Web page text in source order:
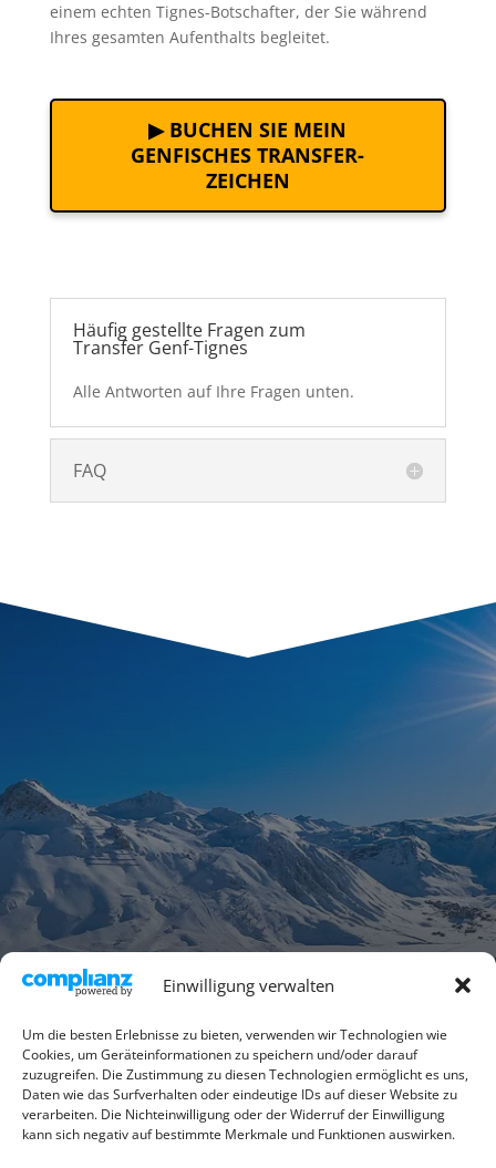
Einwilligung verwalten
Um die besten Erlebnisse zu bieten, verwenden wir Technologien wie
Cookies, um Geräteinformationen zu speichern und/oder darauf
zuzugreifen. Die Zustimmung zu diesen Technologien ermöglicht es uns,
Daten wie das Surfverhalten oder eindeutige IDs auf dieser Website zu
verarbeiten. Die Nichteinwilligung oder der Widerruf der Einwilligung
kann sich negativ auf bestimmte Merkmale und Funktionen auswirken.
einem echten Tignes-Botschafter, der Sie während
Ihres gesamten Aufenthalts begleitet.
▶ BUCHEN SIE MEIN
GENFISCHES TRANSFER-
ZEICHEN
Häufig gestellte Fragen zum
Transfer Genf-Tignes
Alle Antworten auf Ihre Fragen unten.
FAQ